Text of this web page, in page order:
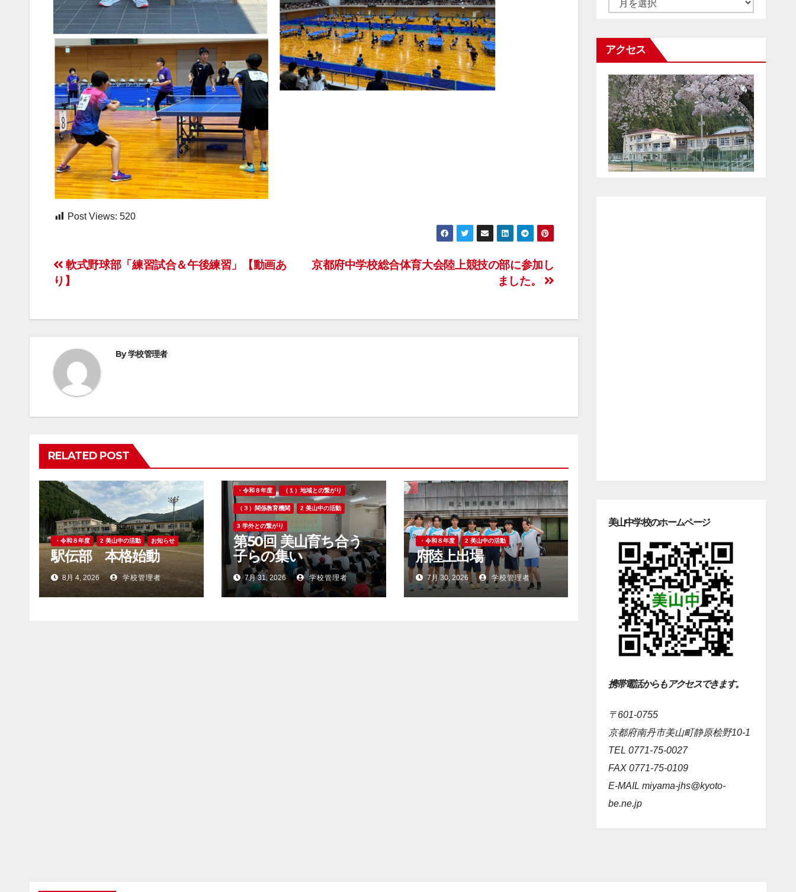
Post Views: 520
投
稿
ナ
ゲ
ー
シ
ョ
ン
京都府中学校総合体育大会陸上競技の部に参加し
ました。
軟式野球部「練習試合＆午後練習」【動画あ
り】
By学校管理者
RELATED POST
・令和８年度 2 美山中の活動 お知らせ
駅伝部 本格始動
8月 4, 2026 学校管理者
・令和８年度 （１）地域との繋がり
（３）関係教育機関 2 美山中の活動
3 学外との繋がり
第50回 美山育ち合う
子らの集い
7月 31, 2026 学校管理者
・令和８年度 2 美山中の活動
府陸上出場
7月 30, 2026 学校管理者
カ
イ
アクセス
美山中学校のホームページ
携帯電話からもアクセスできます。
〒601-0755
京都府南丹市美山町静原桧野10-1
TEL 0771-75-0027
FAX 0771-75-0109
E-MAIL miyama-jhs@kyoto-
be.ne.jp